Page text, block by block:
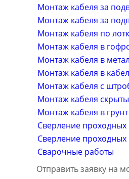
Монтаж кабеля за
Монтаж кабеля за
Монтаж кабеля по
Монтаж кабеля в
Монтаж кабеля в
Монтаж кабеля в
Монтаж кабеля с
Монтаж кабеля
Монтаж кабеля в грунт
Сверление
Сверление
Сварочные работы
Отправить заявку на